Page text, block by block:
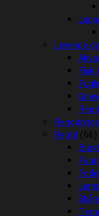
Levende
Fisk
Fugle
Reptil (66)
Skåle